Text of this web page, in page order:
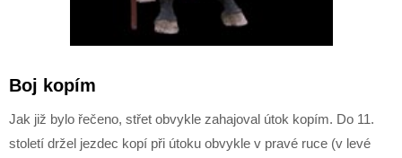
Boj kopím
Jak již bylo řečeno, střet obvykle zahajoval útok kopím. Do 11.
století držel jezdec kopí při útoku obvykle v pravé ruce (v levé